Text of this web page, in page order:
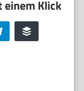
Telegram Buffer